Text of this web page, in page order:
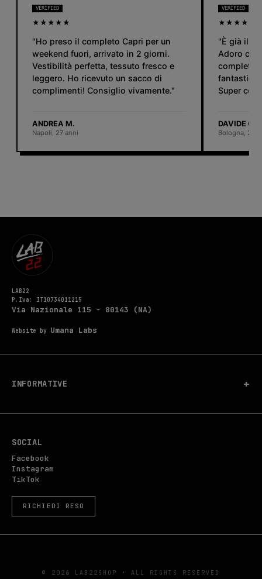
VERIFIED
★★★★★
"Ho preso il completo Capri per un
weekend fuori, arrivato in 2 giorni.
Vestibilità perfetta, tessuto fresco e
leggero. Ho ricevuto un sacco di
complimenti! Consiglio vivamente."
ANDREA M.
Napoli, 27 anni
VERIFIED
★★★★★
"È già il
Adoro
completi.
Super
DAVIDE C.
Bologna, 25
LAB22
P.Iva: IT10734011215
Via Nazionale 115 - 80143 (NA)
Website by Umana Labs
INFORMATIVE +
POLITICA SULLE SPEDIZIONI
POLITICA SUI RIMBORSI
SOCIAL
Facebook
Instagram
TikTok
RICHIEDI RESO
© 2026 LAB22SHOP • ALL RIGHTS RESERVED